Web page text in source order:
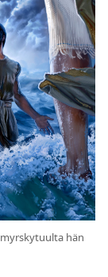
myrskytuulta hän